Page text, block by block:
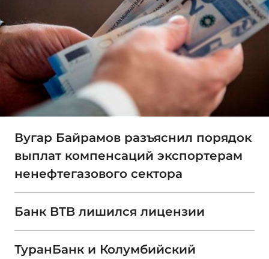
Вугар Байрамов разъяснил порядок
выплат компенсаций экспортерам
ненефтегазового сектора
Банк BTB лишился лицензии
ТуранБанк и Колумбийский